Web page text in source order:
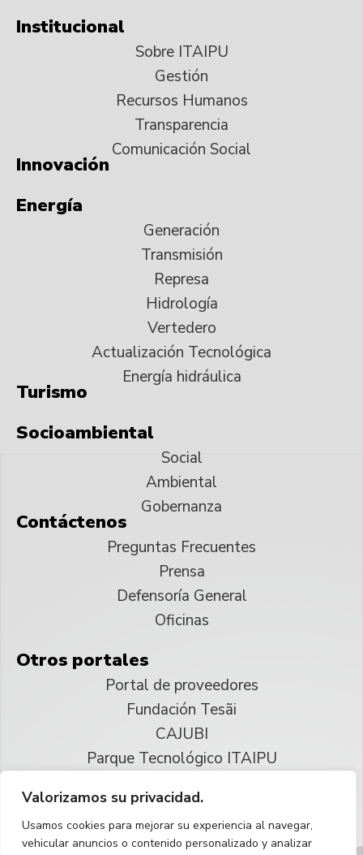
Valorizamos su privacidad.
Usamos cookies para mejorar su experiencia al navegar,
vehicular anuncios o contenido personalizado y analizar
Institucional
Sobre ITAIPU
Gestión
Recursos Humanos
Transparencia
Comunicación Social
Innovación
Energía
Generación
Transmisión
Represa
Hidrología
Vertedero
Actualización Tecnológica
Energía hidráulica
Turismo
Socioambiental
Social
Ambiental
Gobernanza
Contáctenos
Preguntas Frecuentes
Prensa
Defensoría General
Oficinas
Otros portales
Portal de proveedores
Fundación Tesãi
CAJUBI
Parque Tecnológico ITAIPU
Reservados todos los derechos